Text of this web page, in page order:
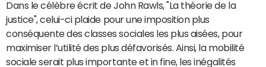
Dans le célèbre écrit de John Rawls, "La théorie de la
justice", celui-ci plaide pour une imposition plus
conséquente des classes sociales les plus aisées, pour
maximiser l’utilité des plus défavorisés. Ainsi, la mobilité
sociale serait plus importante et in fine, les inégalités